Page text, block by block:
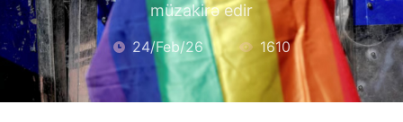
müzakirə edir
24/Feb/26 1610